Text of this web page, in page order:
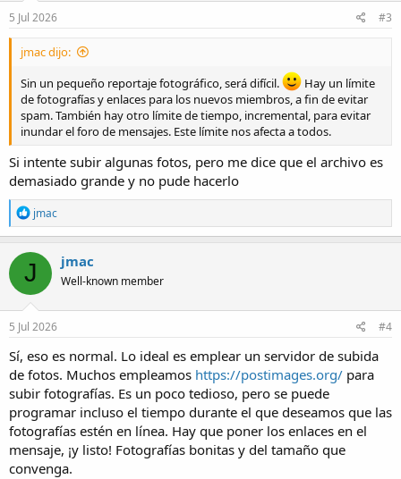
5 Jul 2026 #3
jmac dijo:
Sin un pequeño reportaje fotográfico, será difícil.
Hay un límite
de fotografías y enlaces para los nuevos miembros, a fin de evitar
spam. También hay otro límite de tiempo, incremental, para evitar
inundar el foro de mensajes. Este límite nos afecta a todos.
Si intente subir algunas fotos, pero me dice que el archivo es
demasiado grande y no pude hacerlo
R
e
a
c
t
i
o
n
s
jmac
J jmac
Well-known member
5 Jul 2026 #4
Sí, eso es normal. Lo ideal es emplear un servidor de subida
de fotos. Muchos empleamos https://postimages.org/ para
subir fotografías. Es un poco tedioso, pero se puede
programar incluso el tiempo durante el que deseamos que las
fotografías estén en línea. Hay que poner los enlaces en el
mensaje, ¡y listo! Fotografías bonitas y del tamaño que
convenga.